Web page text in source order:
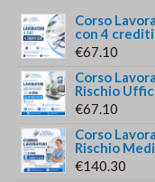
Corso
con 4 crediti
€67.10
Corso
Rischio
€67.10
Corso
Rischio
€140.30